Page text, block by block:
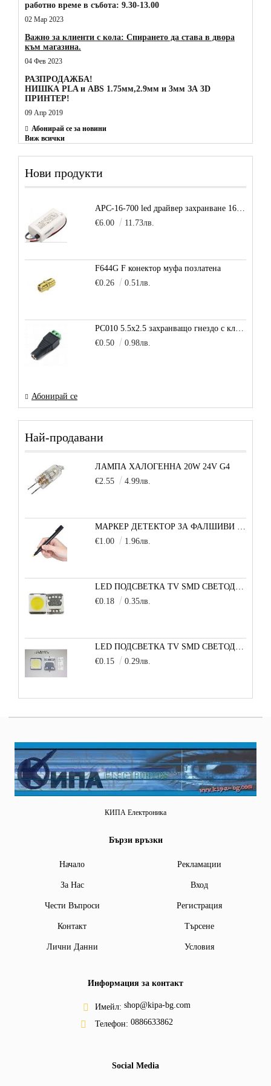
работно време в събота: 9.30-13.00
02 Мар 2023
Важно за клиенти с кола: Спирането да става в двора
към магазина.
04 Фев 2023
РАЗПРОДАЖБА!
НИШКА PLA и ABS 1.75мм,2.9мм и 3мм ЗА 3D
ПРИНТЕР!
09 Апр 2019
Абонирай се за новини
Виж всички
Нови продукти
APC-16-700 led драйвер захранване 16.8W 700mA
€6.00
11.73лв.
F644G F конектор муфа позлатена
€0.26
0.51лв.
PC010 5.5x2.5 захранващо гнездо с клема за кабел
€0.50
0.98лв.
Абонирай се
Най-продавани
ЛАМПА ХАЛОГЕННА 20W 24V G4
€2.55
4.99лв.
МАРКЕР ДЕТЕКТОР ЗА ФАЛШИВИ БАНКНОТИ
€1.00
1.96лв.
LED ПОДСВЕТКА TV SMD СВЕТОДИОД 2835 2W 3V МАЛКА+
€0.18
0.35лв.
LED ПОДСВЕТКА TV SMD СВЕТОДИОД 2W 3535 6V LG
€0.15
0.29лв.
КИПА Електроника
Бързи връзки
Начало Рекламации
За Нас Вход
Чести Въпроси Регистрация
Контакт Търсене
Лични Данни Условия
Информация за контакт
Имейл: shop@kipa-bg.com
Телефон: 0886633862
Social Media